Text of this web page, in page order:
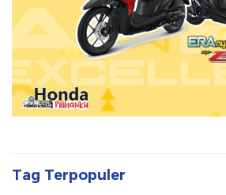
Tag Terpopuler